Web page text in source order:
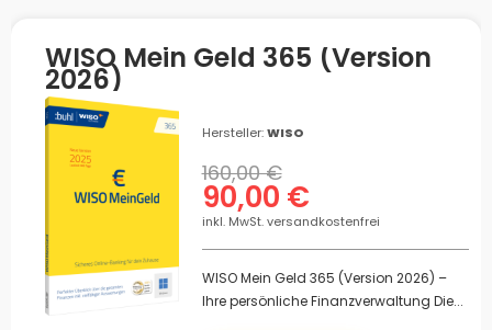
WISO Mein Geld 365 (Version
2026)
Hersteller:WISO
90,00 €
160,00 €
inkl. MwSt. versandkostenfrei
WISO Mein Geld 365 (Version 2026) –
Ihre persönliche Finanzverwaltung Die...